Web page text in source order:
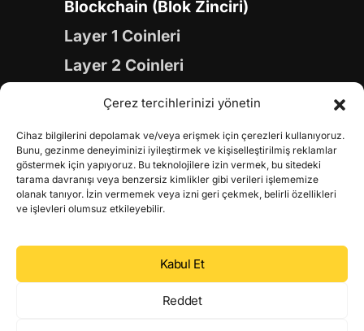
Çerez tercihlerinizi yönetin
Cihaz bilgilerini depolamak ve/veya erişmek için çerezleri kullanıyoruz.
Bunu, gezinme deneyiminizi iyileştirmek ve kişiselleştirilmiş reklamlar
göstermek için yapıyoruz. Bu teknolojilere izin vermek, bu sitedeki
tarama davranışı veya benzersiz kimlikler gibi verileri işlememize
olanak tanıyor. İzin vermemek veya izni geri çekmek, belirli özellikleri
ve işlevleri olumsuz etkileyebilir.
Kabul Et
Reddet
Blockchain (Blok Zinciri)
Layer 1 Coinleri
Layer 2 Coinleri
Yapay Zeka (AI) Coinleri
Gaming Coinleri
RWA Coinleri
DeFi Coinleri
DePIN Coinleri
Metaverse Coinleri
Web 3.0 Coinleri